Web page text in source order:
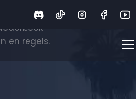
en regels.